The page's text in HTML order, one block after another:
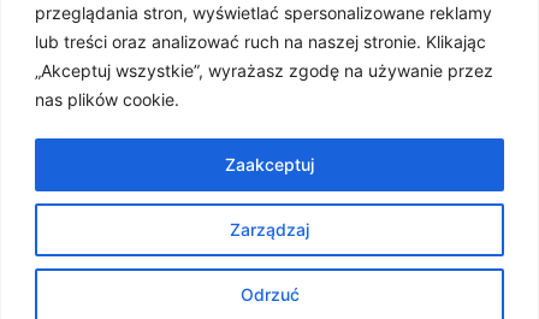
przeglądania stron, wyświetlać spersonalizowane reklamy
lub treści oraz analizować ruch na naszej stronie. Klikając
„Akceptuj wszystkie”, wyrażasz zgodę na używanie przez
nas plików cookie.
Zarządzaj
Odrzuć
Zaakceptuj
Użytkownicy starszych czytników dowiedzieli się,
że część urządzeń straci dostęp do sklepu Kindle, a
[…]
Prawa autorskie © 2026 Znosne Newsy | Obsługiwane przez
Motyw Astra WordPress